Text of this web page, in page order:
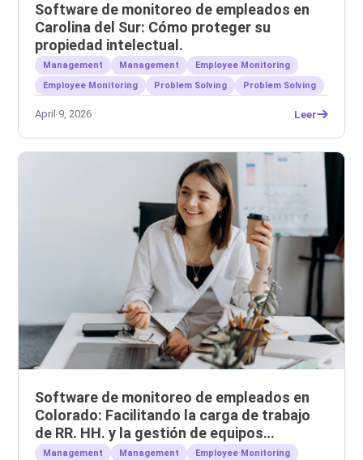
Software de monitoreo de empleados en
Carolina del Sur: Cómo proteger su
propiedad intelectual.
Management Management
Employee Monitoring
Employee Monitoring
Problem Solving Problem Solving
April 9, 2026 Leer
Software de monitoreo de empleados en
Colorado: Facilitando la carga de trabajo
de RR. HH. y la gestión de equipos
remotos.
Management Management
Employee Monitoring